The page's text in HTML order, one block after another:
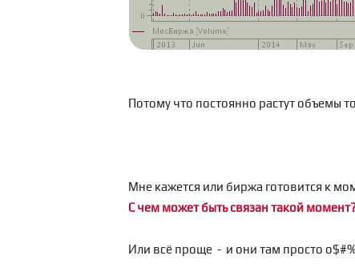
Потому что постоянно растут объемы
Мне кажется или биржа готовится к
С чем может быть связан такой
Или всё проще - и они там просто